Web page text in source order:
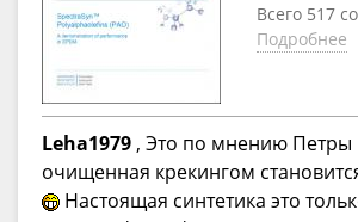
Всего 517
Подробнее
Leha1979 , Это по мнению Петры
очищенная крекингом
Настоящая синтетика это